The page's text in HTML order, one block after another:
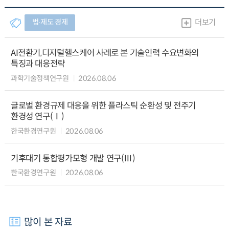
법∙제도 경제 더보기
AI전환기,디지털헬스케어 사례로 본 기술인력 수요변화의
특징과 대응전략
과학기술정책연구원 2026.08.06
글로벌 환경규제 대응을 위한 플라스틱 순환성 및 전주기
환경성 연구(Ⅰ)
한국환경연구원 2026.08.06
기후대기 통합평가모형 개발 연구(Ⅲ)
한국환경연구원 2026.08.06
많이 본 자료